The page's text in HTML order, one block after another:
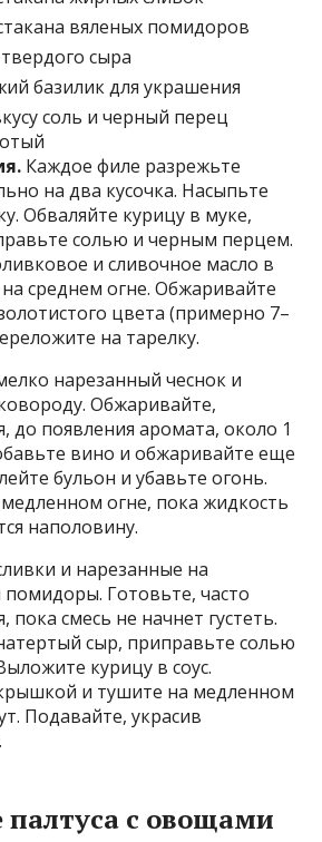
вяленых помидоров
твердого сыра
базилик для украшения
соль и черный перец
Каждое филе разрежьте
на два кусочка. Насыпьте
Обваляйте курицу в муке,
солью и черным перцем.
и сливочное масло в
среднем огне. Обжаривайте
цвета (примерно 7–
на тарелку.
нарезанный чеснок и
Обжаривайте,
до появления аромата, около 1
вино и обжаривайте еще
бульон и убавьте огонь.
огне, пока жидкость
наполовину.
и нарезанные на
Готовьте, часто
смесь не начнет густеть.
сыр, приправьте солью
курицу в соус.
и тушите на медленном
Подавайте, украсив
палтуса с овощами